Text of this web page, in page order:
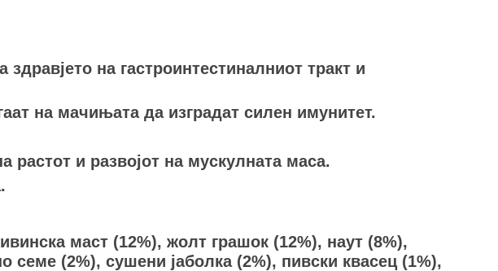
на гастроинтестиналниот тракт и
на мачињата да изградат силен имунитет.
и развојот на мускулната маса.
маст (12%), жолт грашок (12%), наут (8%),
(2%), сушени јаболка (2%), пивски квасец (1%),